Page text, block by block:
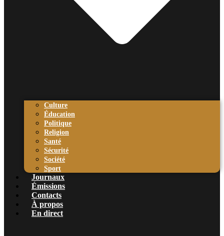
Culture
Éducation
Politique
Religion
Santé
Sécurité
Société
Sport
Journaux
Émissions
Contacts
À propos
En direct